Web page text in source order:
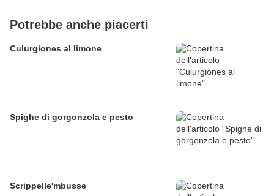
Potrebbe anche piacerti
Culurgiones al limone
Spighe di gorgonzola e pesto
Scrippelle'mbusse